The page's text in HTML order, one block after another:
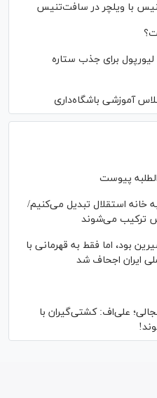
با ویلچر در سافت‌تنیس
لیورپول برای جذب ستاره
آموزشی باشگاه‌داری
پیوست
به خانه استقلال تبدیل می‌کنیم/
بود، اما فقط به قهرمانی با
ایران اجحاف شد
علی‌اف: کشتی‌گیران با